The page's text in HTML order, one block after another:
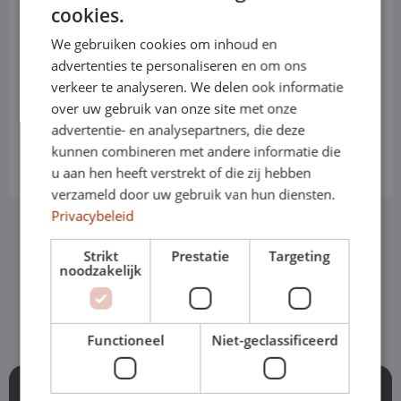
Toyota Yaris
Automatique
Prix basic sur la version standard
À partir de € 629 p/m
Voir toute la gamme
Quel est le délai de livraison
cookies.
We gebruiken cookies om inhoud en
advertenties te personaliseren en om ons
verkeer te analyseren. We delen ook informatie
over uw gebruik van onze site met onze
advertentie- en analysepartners, die deze
kunnen combineren met andere informatie die
u aan hen heeft verstrekt of die zij hebben
verzameld door uw gebruik van hun diensten.
Privacybeleid
Strikt
noodzakelijk
Prestatie Targeting
Functioneel Niet-geclassificeerd